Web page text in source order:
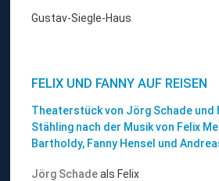
Gustav-Siegle-Haus
FELIX UND FANNY AUF REISEN
Theaterstück von Jörg Schade und
Stähling nach der Musik von Felix
Bartholdy, Fanny Hensel und
Jörg Schadeals Felix